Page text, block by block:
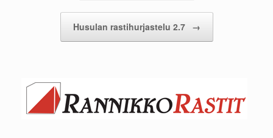
Husulan rastihurjastelu 2.7 →